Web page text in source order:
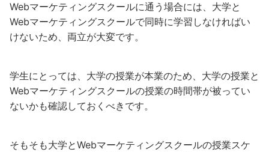
Webマーケティングスクールに通う場合には、大学と
Webマーケティングスクールで同時に学習しなければい
けないため、両立が大変です。
学生にとっては、大学の授業が本業のため、大学の授業と
Webマーケティングスクールの授業の時間帯が被ってい
ないかも確認しておくべきです。
そもそも大学とWebマーケティングスクールの授業スケ